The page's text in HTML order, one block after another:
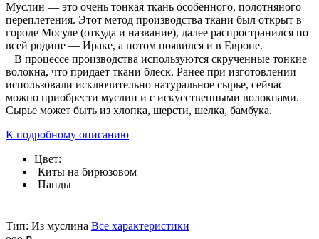
Муслин — это очень тонкая ткань особенного, полотняного
переплетения. Этот метод производства ткани был открыт в
городе Мосуле (откуда и название), далее распространился по
всей родине — Ираке, а потом появился и в Европе.
⠀В процессе производства используются скрученные тонкие
волокна, что придает ткани блеск. Ранее при изготовлении
использовали исключительно натуральное сырье, сейчас
можно приобрести муслин и с искусственными волокнами.
Сырье может быть из хлопка, шерсти, шелка, бамбука.
К подробному описанию
Цвет:
Киты на бирюзовом
Панды
Тип: Из муслина Все характеристики